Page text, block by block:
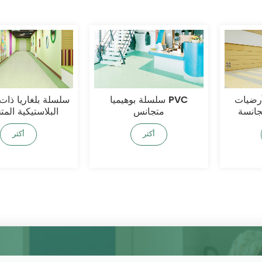
سلسلة بلغاريا
البلاستيكية
أكثر
سلسلة بوهيميا PVC
متجانس
أكثر